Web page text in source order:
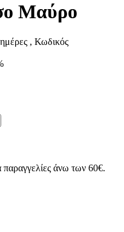
Μαύρο
, Κωδικός
άνω των 60€.